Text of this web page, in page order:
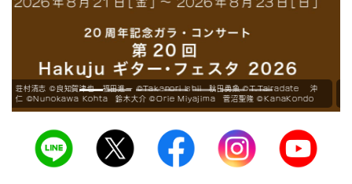
﨑谷直人 ©JUNICHIRO MATSUO 中恵菜 ©Tomoko Hidaki 黒川実咲 ©井村
重人 夛賀さくら ©Ayane Shindo